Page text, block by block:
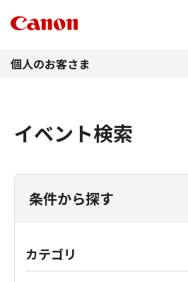
個人のお客さま
イベント検索
条件から探す
カテゴリ